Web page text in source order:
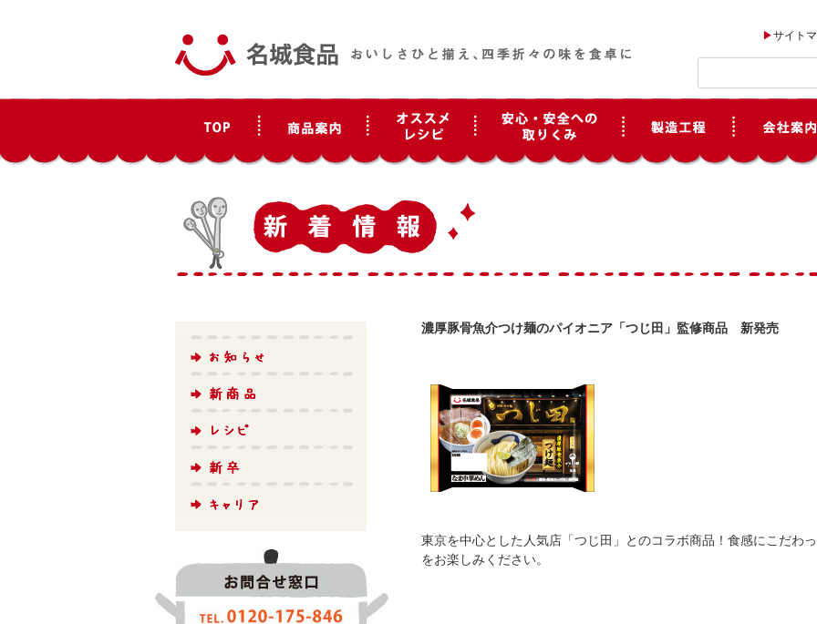
サイト
濃厚豚骨魚介つけ麺のパイオニア「つじ田」監修商品 新発売
東京を中心とした人気店「つじ田」とのコラボ商品！食感にこだわ
をお楽しみください。